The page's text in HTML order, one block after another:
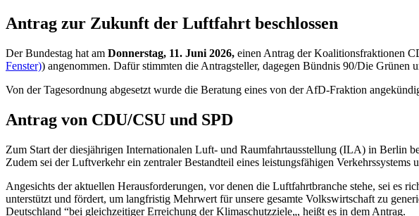
Antrag zur Zukunft der Luftfahrt beschlossen
Der Bundestag hat am Donnerstag, 11. Juni 2026, einen Antrag der Koalitionsfraktionen
Fenster)) angenommen. Dafür stimmten die Antragsteller, dagegen Bündnis 90/Die
Von der Tagesordnung abgesetzt wurde die Beratung eines von der AfD-Fraktion
Antrag von CDU/CSU und SPD
Zum Start der diesjährigen Internationalen Luft- und Raumfahrtausstellung (ILA) in Berlin
Zudem sei der Luftverkehr ein zentraler Bestandteil eines leistungsfähigen
Angesichts der aktuellen Herausforderungen, vor denen die Luftfahrtbranche stehe, sei es
unterstützt und fördert, um langfristig Mehrwert für unsere gesamte Volkswirtschaft zu
Deutschland “bei gleichzeitiger Erreichung der Klimaschutzziele„, heißt es in dem Antrag.